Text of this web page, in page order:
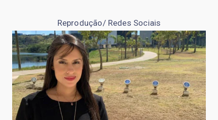
Reprodução/ Redes Sociais